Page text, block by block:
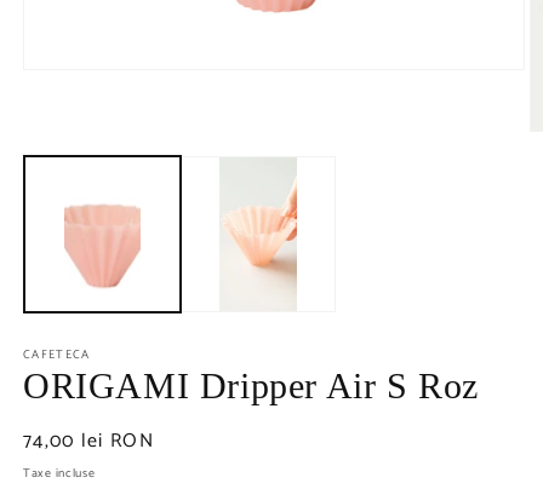
CAFETECA
ORIGAMI Dripper Air S Roz
Preț
obișnuit
74,00 lei RON
Taxe incluse